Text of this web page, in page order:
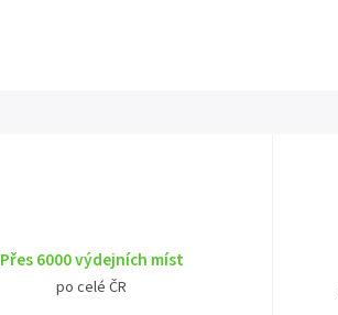
Přes 6000 výdejních míst
po celé ČR